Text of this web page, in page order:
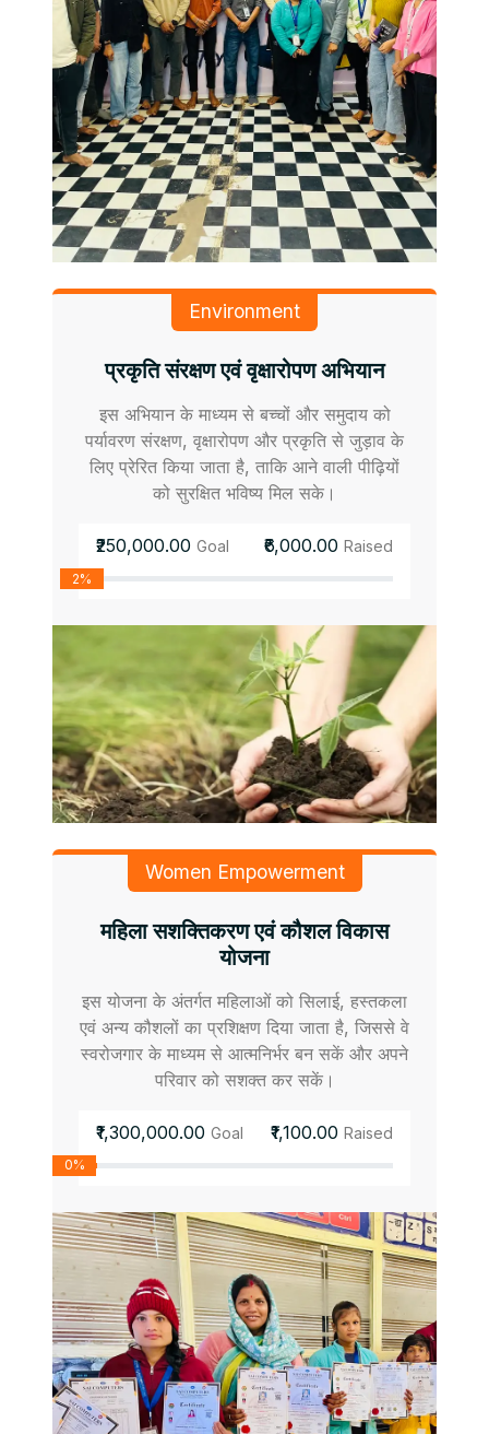
Environment
प्रकृति संरक्षण एवं वृक्षारोपण अभियान
इस अभियान के माध्यम से बच्चों और समुदाय को
पर्यावरण संरक्षण, वृक्षारोपण और प्रकृति से जुड़ाव के
लिए प्रेरित किया जाता है, ताकि आने वाली पीढ़ियों
को सुरक्षित भविष्य मिल सके।
₹250,000.00 Goal ₹6,000.00 Raised
2%
Women Empowerment
महिला सशक्तिकरण एवं कौशल विकास
योजना
इस योजना के अंतर्गत महिलाओं को सिलाई, हस्तकला
एवं अन्य कौशलों का प्रशिक्षण दिया जाता है, जिससे वे
स्वरोजगार के माध्यम से आत्मनिर्भर बन सकें और अपने
परिवार को सशक्त कर सकें।
₹1,300,000.00 Goal ₹1,100.00 Raised
0%